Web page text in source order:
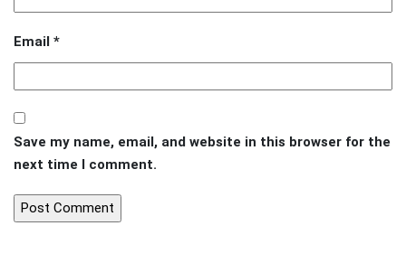
Email *
Save my name, email, and website in this browser for the
next time I comment.